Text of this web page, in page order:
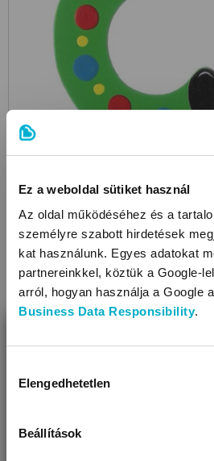
Ez a weboldal sütiket használ
Az oldal működéséhez és a
személyre szabott hirdetések
kat használunk. Egyes adatokat
partnereinkkel, köztük a Google-
arról, hogyan használja a Google
Business Data Responsibility.
kiválasztása
Elengedhetetlen
Beállítások
LEÍRÁS ÉS
Tulajdonságok
Használata egyszerű
Rögzítés módja: ragasztócsíkkal
Szélessége (cm): 5,5
Úgy látjuk, most jársz